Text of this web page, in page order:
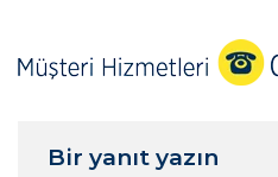
Bir yanıt yazın